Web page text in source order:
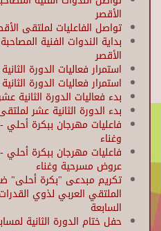
الأقصر
تواصل الفاعليات لملتقى
بداية الندوات الفنية
الأقصر
استمرار فعاليات الدورة
استمرار فعاليات الدورة
بدء فعاليات الدورة الثانية
بدء الدورة الثانية عشر
فاعليات مهرجان ببكرة
وغناء
فاعليات مهرجان ببكرة
عروض مسرحية وغناء
تكريم مبدعى "بكرة أحلى"
الملتقي العربي لذوي
السابعة
حفل ختام الدورة الثانية